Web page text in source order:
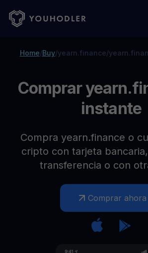
Home/Buy/yearn.finance/
Comprar
instante
Compra yearn.finance o
cripto con tarjeta
transferencia o con
Comprar ahora